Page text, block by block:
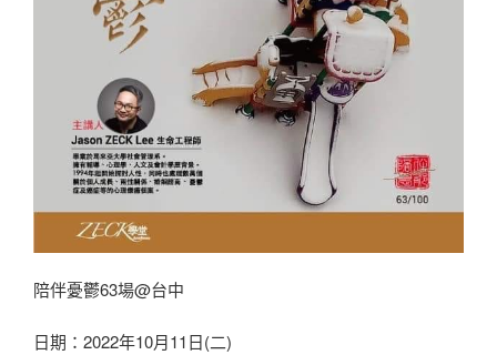
陪伴憂鬱63場@台中
日期：2022年10月11日(二)